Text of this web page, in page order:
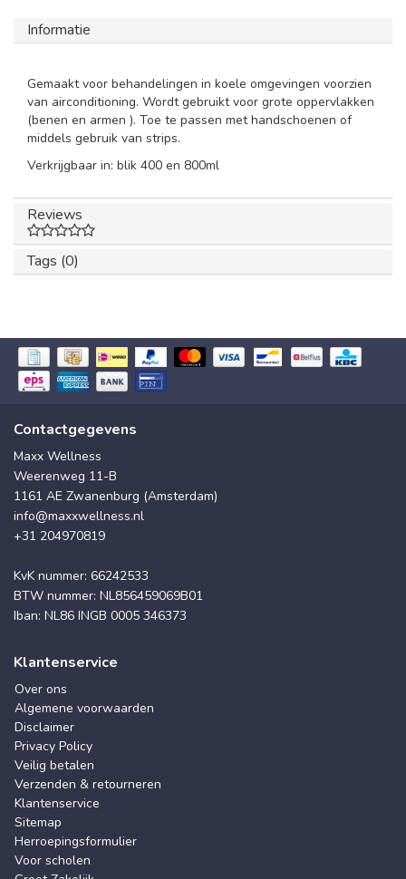
Informatie
Gemaakt voor behandelingen in koele omgevingen voorzien
van airconditioning. Wordt gebruikt voor grote oppervlakken
(benen en armen ). Toe te passen met handschoenen of
middels gebruik van strips.
Verkrijgbaar in: blik 400 en 800ml
Reviews
Tags (0)
Contactgegevens
Maxx Wellness
Weerenweg 11-B
1161 AE Zwanenburg (Amsterdam)
info@maxxwellness.nl
+31 204970819
KvK nummer: 66242533
BTW nummer: NL856459069B01
Iban: NL86 INGB 0005 346373
Klantenservice
Over ons
Algemene voorwaarden
Disclaimer
Privacy Policy
Veilig betalen
Verzenden & retourneren
Klantenservice
Sitemap
Herroepingsformulier
Voor scholen